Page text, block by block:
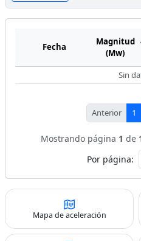
Fecha
Magnitud
(Mw)
Sin
Anterior 1
Mostrando página 1 de
Por página:
Mapa de aceleración